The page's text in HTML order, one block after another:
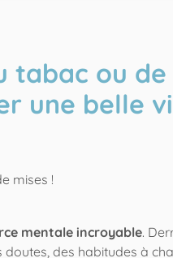
ou de
une belle
mentale incroyable.
des habitudes à